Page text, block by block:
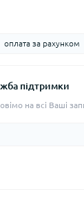
оплата за рахунком
підтримки
на всі Ваші